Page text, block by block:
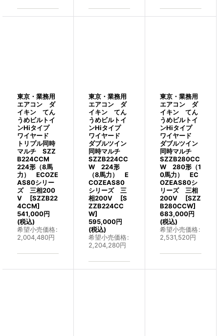
東京・業務用
エアコン ダ
イキン てん
うめビルトイ
ンHiタイプ
ワイヤード
トリプル同時
マルチ SZZ
B224CCM
224形（8馬
力） ECOZE
AS80シリー
ズ 三相200
V
[SZZB22
4CCM]
541,000円
(税込)
希望小売価格:
2,004,480円
東京・業務用
エアコン ダ
イキン てん
うめビルトイ
ンHiタイプ
ワイヤード
ダブルツイン
同時マルチ
SZZB224CC
W 224形
（8馬力） E
COZEAS80
シリーズ 三
相200V
[S
ZZB224CC
W]
595,000円
(税込)
希望小売価格:
2,204,280円
東京・業務用
エアコン ダ
イキン てん
うめビルトイ
ンHiタイプ
ワイヤード
ダブルツイン
同時マルチ
SZZB280CC
W 280形（1
0馬力） EC
OZEAS80シ
リーズ 三相
200V
[SZZ
B280CCW]
683,000円
(税込)
希望小売価格:
2,531,520円